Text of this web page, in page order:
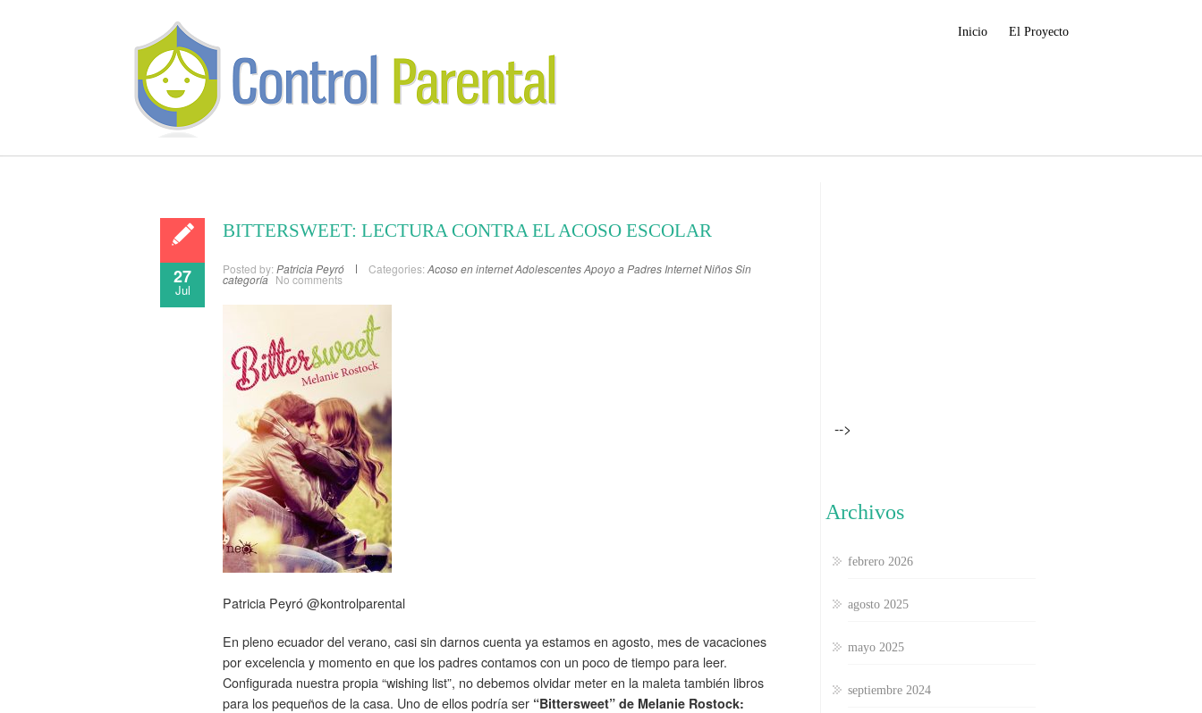
Inicio El Proyecto
27
Jul
BITTERSWEET: LECTURA CONTRA EL ACOSO ESCOLAR
Posted by: Patricia Peyró Categories: Acoso en internetAdolescentesApoyo a Padres InternetNiñosSin
categoría No comments
Patricia Peyró @kontrolparental
En pleno ecuador del verano, casi sin darnos cuenta ya estamos en agosto, mes de vacaciones
por excelencia y momento en que los padres contamos con un poco de tiempo para leer.
Configurada nuestra propia “wishing list”, no debemos olvidar meter en la maleta también libros
para los pequeños de la casa. Uno de ellos podría ser “Bittersweet” de Melanie Rostock:
-->
Archivos
febrero 2026
agosto 2025
mayo 2025
septiembre 2024